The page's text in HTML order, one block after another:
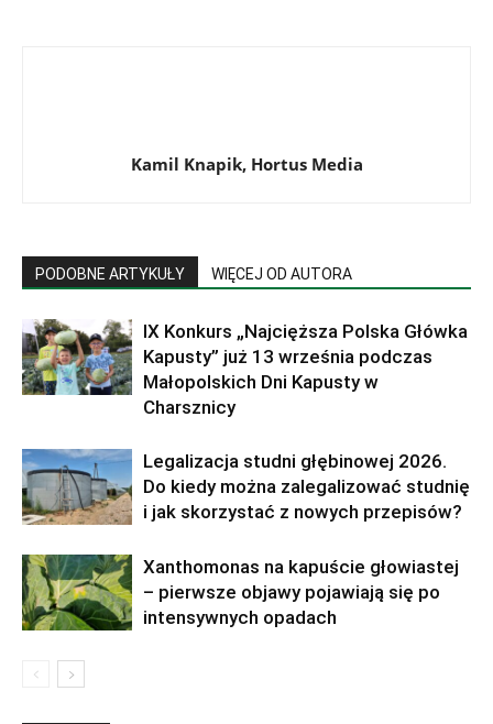
Kamil Knapik, Hortus Media
PODOBNE ARTYKUŁY WIĘCEJ OD AUTORA
IX Konkurs „Najcięższa Polska Główka
Kapusty” już 13 września podczas
Małopolskich Dni Kapusty w
Charsznicy
Legalizacja studni głębinowej 2026.
Do kiedy można zalegalizować studnię
i jak skorzystać z nowych przepisów?
Xanthomonas na kapuście głowiastej
– pierwsze objawy pojawiają się po
intensywnych opadach